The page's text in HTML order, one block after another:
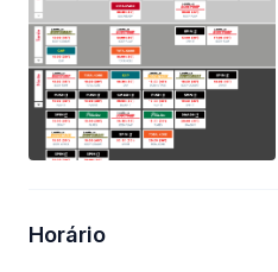
Horário